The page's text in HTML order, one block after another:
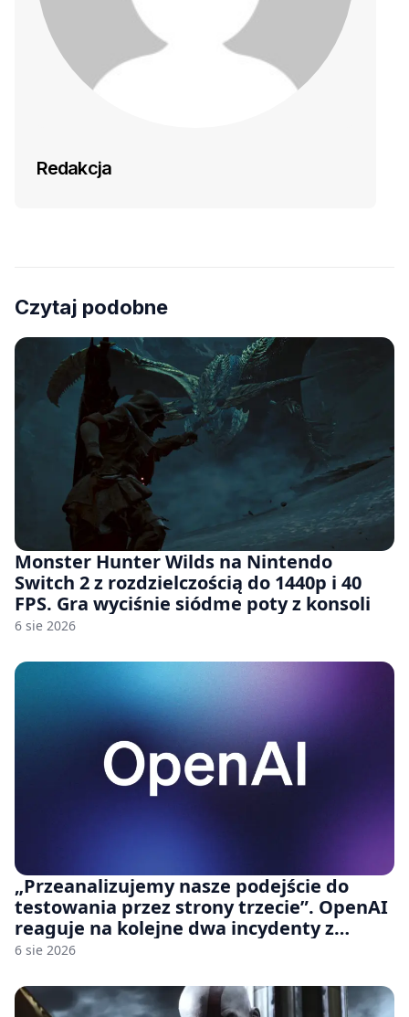
Redakcja
Czytaj podobne
Monster Hunter Wilds na Nintendo
Switch 2 z rozdzielczością do 1440p i 40
FPS. Gra wyciśnie siódme poty z konsoli
6 sie 2026
„Przeanalizujemy nasze podejście do
testowania przez strony trzecie”. OpenAI
reaguje na kolejne dwa incydenty z
udziałem autorskich modeli
6 sie 2026